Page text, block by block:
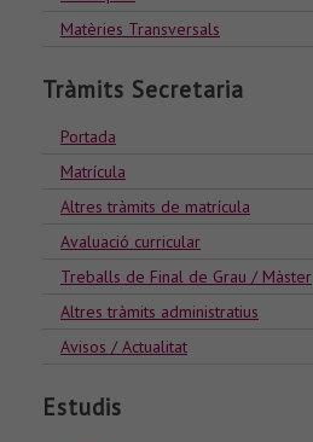
Matèries Transversals
Tràmits Secretaria
Portada
Matrícula
Altres tràmits de matrícula
Avaluació curricular
Treballs de Final de Grau / Màster
Altres tràmits administratius
Avisos / Actualitat
Estudis